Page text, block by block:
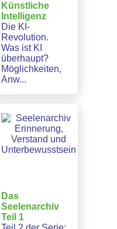
Künstliche
Intelligenz
Die KI-
Revolution.
Was ist KI
überhaupt?
Möglichkeiten,
Anw...
Das
Seelenarchiv
Teil 1